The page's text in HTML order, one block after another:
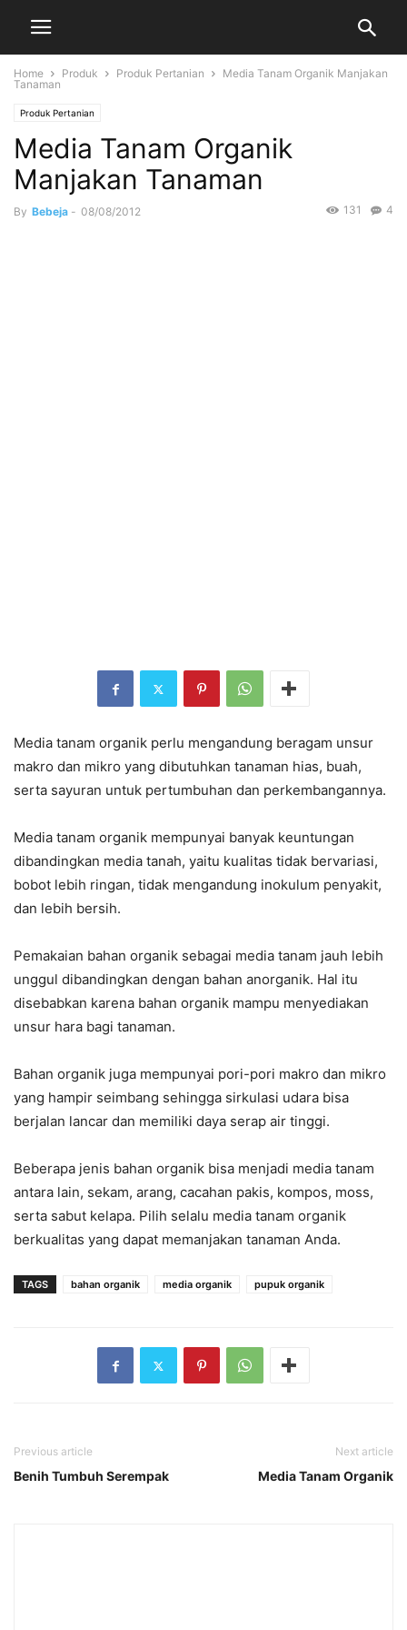
Home Produk Produk Pertanian
Media Tanam Organik Manjakan
Tanaman
Produk Pertanian
Media Tanam Organik
Manjakan Tanaman
By Bebeja - 08/08/2012 4
131
Media tanam organik perlu mengandung beragam unsur
makro dan mikro yang dibutuhkan tanaman hias, buah,
serta sayuran untuk pertumbuhan dan perkembangannya.
Media tanam organik mempunyai banyak keuntungan
dibandingkan media tanah, yaitu kualitas tidak bervariasi,
bobot lebih ringan, tidak mengandung inokulum penyakit,
dan lebih bersih.
Pemakaian bahan organik sebagai media tanam jauh lebih
unggul dibandingkan dengan bahan anorganik. Hal itu
disebabkan karena bahan organik mampu menyediakan
unsur hara bagi tanaman.
Bahan organik juga mempunyai pori-pori makro dan mikro
yang hampir seimbang sehingga sirkulasi udara bisa
berjalan lancar dan memiliki daya serap air tinggi.
Beberapa jenis bahan organik bisa menjadi media tanam
antara lain, sekam, arang, cacahan pakis, kompos, moss,
serta sabut kelapa. Pilih selalu media tanam organik
berkualitas yang dapat memanjakan tanaman Anda.
TAGS bahan organik media organik pupuk organik
Previous article
Benih Tumbuh Serempak
Next article
Media Tanam Organik